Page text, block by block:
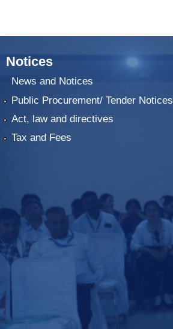
Notices
News and Notices
Public Procurement/ Tender Notices
Act, law and directives
Tax and Fees